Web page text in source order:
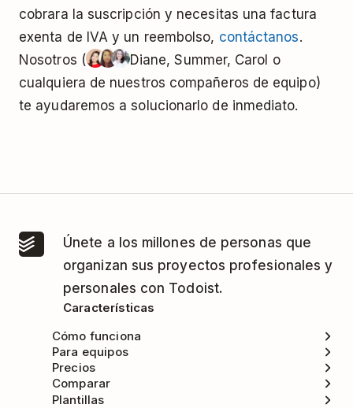
cobrara la suscripción y necesitas una factura
exenta de IVA y un reembolso, contáctanos.
Nosotros (
Diane, Summer, Carol o
cualquiera de nuestros compañeros de equipo)
te ayudaremos a solucionarlo de inmediato.
Únete a los millones de personas que
organizan sus proyectos profesionales y
personales con Todoist.
Características
Cómo funciona
Para equipos
Precios
Comparar
Plantillas